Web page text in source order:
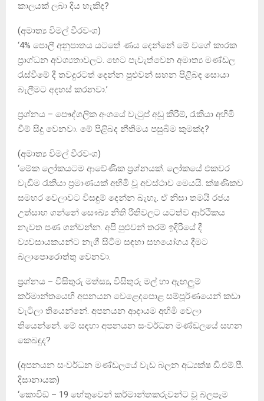
කාලයක් ලබා දිය හැකිද?
(අමාත්‍ය විමල් වීරවංශ)
‘4% පොලී අනුපාතය යටතේ ණය දෙන්නේ මේ වගේ කාරක
ප්‍රාග්ධන අවශ්‍යතාවලට. හෙට පැවැත්වෙන අමාත්‍ය මණ්ඩල
රැස්වීමේ දී තවදුරටත් දෙන්න පුළුවන් සහන පිළිබඳ සොයා
බැලීමට අදහස් කරනවා.’
ප්‍රශ්නය – පෞද්ගලික අංශයේ වැටුප් අඩු කිරීම්, රැකියා අහිමි
වීම් සිදු වෙනවා. මේ පිළිබද නීතිමය පසුබිම කුමක්ද?
(අමාත්‍ය විමල් වීරවංශ)
‘මේක ලෝකයටම ආවේණික ප්‍රශ්නයක්. ලෝකයේ එකවර
වැඩිම රැකියා ප්‍රමාණයක් අහිමි වූ අවස්ථාව මෙයයි. ක්ෂණිකව
සමහර වෙලාවට විසඳුම් දෙන්න බැහැ. ඒ නිසා තමයි රජය
උත්සාහ ගන්නේ සෞඛ්‍ය නීති රීතිවලට යටත්ව ආර්ථිකය
නැවත පණ ගන්වන්න. අපි පුළුවන් තරම් ඉදිරියේ දී
ව්‍යවසායකයන්ට නැගී සිටීම සඳහා සහයෝගය දීමට
බලාපොරොත්තු වෙනවා.
ප්‍රශ්නය – විසිතුරු මත්ස්‍ය, විසිතුරු මල් හා ඇඟලුම්
කර්මාන්තයෙහි අපනයන වෙළෙදපොළ සම්පූර්ණයෙන් කඩා
වැටිලා තියෙන්නේ. අපනයන ආදායම අහිමි වෙලා
තියෙන්නේ. මේ සඳහා අපනයන සංවර්ධන මණ්ඩලයේ සහන
කෙබඳුද?
(අපනයන සංවර්ධන මණ්ඩලයේ වැඩ බලන අධ්‍යක්ෂ ඩී.එම්.පී.
දිසානායක)
‘කොවිඞ් – 19 හේතුවෙන් කර්මාන්තකරුවන්ට වූ බලපෑම